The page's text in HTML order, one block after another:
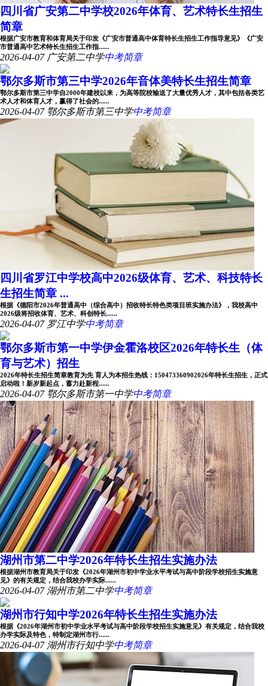
四川省广安第二中学校2026年体育、艺术特长生招生
简章
根据广安市教育和体育局关于印发《广安市普通高中体育特长生招生工作指导意见》《广安
市普通高中艺术特长生招生工作指......
2026-04-07 广安第二中学中考简章
鄂尔多斯市第三中学2026年音体美特长生招生简章
鄂尔多斯市第三中学自2000年建校以来，为高等院校输送了大量优秀人才，其中包括各类艺
术人才和体育人才，赢得了社会的......
2026-04-07 鄂尔多斯市第三中学中考简章
四川省罗江中学校高中2026级体育、艺术、科技特长
生招生简章 ...
根据《德阳市2026年普通高中（综合高中）招收特长特色类项目班实施办法》，我校高中
2026级将招收体育、艺术、科创特长......
2026-04-07 罗江中学中考简章
鄂尔多斯市第一中学伊金霍洛校区2026年特长生（体
育与艺术）招生
2026年特长生招生简章教育为先 育人为本招生热线：150473360902026年特长生招生，正式
启动啦！新岁新起点，蓄力赴新程......
2026-04-07 鄂尔多斯市第一中学中考简章
湖州市第二中学2026年特长生招生实施办法
根据湖州市教育局关于印发《2026年湖州市初中学业水平考试与高中阶段学校招生实施意
见》的有关规定，结合我校办学实际......
2026-04-07 湖州市第二中学中考简章
湖州市行知中学2026年特长生招生实施办法
根据《2026年湖州市初中学业水平考试与高中阶段学校招生实施意见》有关规定，结合我校
办学实际及特色，特制定湖州市行......
2026-04-07 湖州市行知中学中考简章